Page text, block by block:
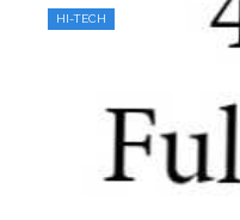
HI-TECH